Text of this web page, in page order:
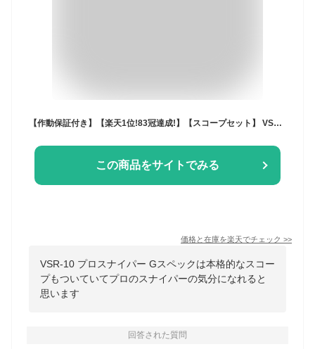
この商品をサイトでみる
価格と在庫を楽天でチェック >>
VSR-10 プロスナイパー Gスペックは本格的なスコー
プもついていてプロのスナイパーの気分になれると
思います
回答された質問